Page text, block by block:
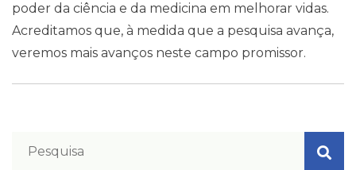
poder da ciência e da medicina em melhorar vidas.
Acreditamos que, à medida que a pesquisa avança,
veremos mais avanços neste campo promissor.